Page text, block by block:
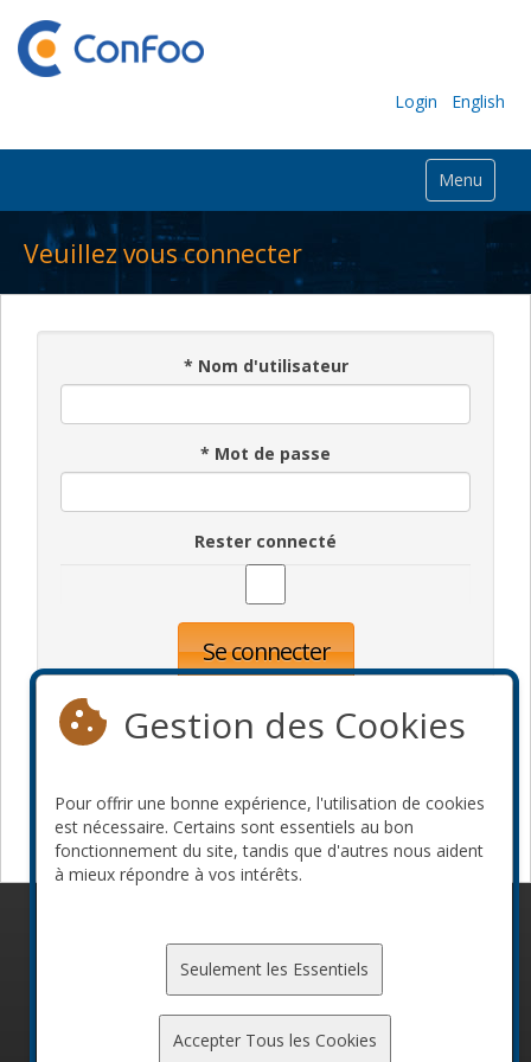
Login English
Menu
Veuillez vous connecter
* Nom d'utilisateur
* Mot de passe
Rester connecté
Se connecter
Devenir commanditaire
Gestion des Cookies
Pour offrir une bonne expérience, l'utilisation de cookies
est nécessaire. Certains sont essentiels au bon
fonctionnement du site, tandis que d'autres nous aident
à mieux répondre à vos intérêts.
Seulement les Essentiels
Accepter Tous les Cookies